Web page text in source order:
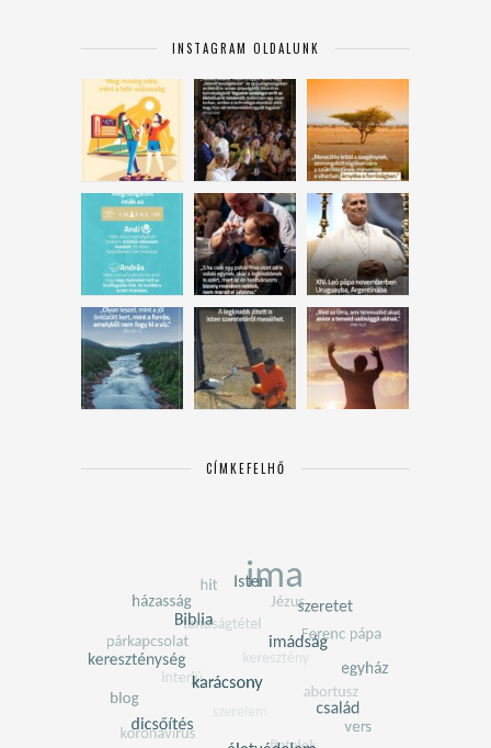
INSTAGRAM OLDALUNK
CÍMKEFELHŐ